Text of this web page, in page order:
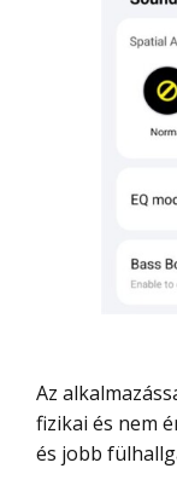
Az alkalmazással beállíthatók a szokatlan módon
fizikai és nem
és jobb